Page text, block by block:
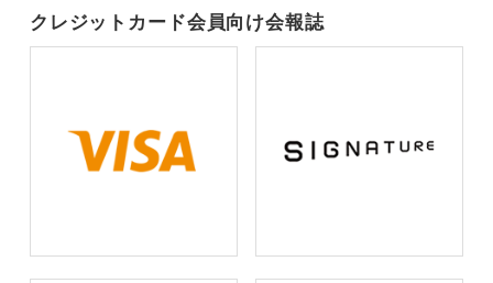
クレジットカード会員向け会報誌